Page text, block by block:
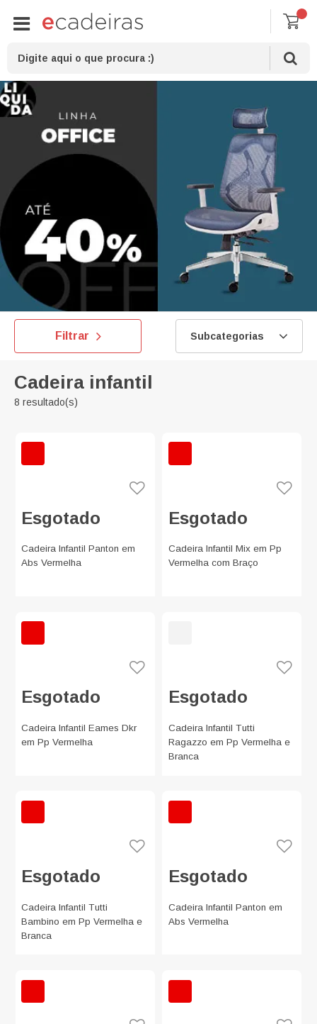
Filtrar
Cadeira infantil
8 resultado(s)
Subcategorias
Esgotado
Cadeira Infantil Panton em
Abs Vermelha
Esgotado
Cadeira Infantil Mix em Pp
Vermelha com Braço
Esgotado
Cadeira Infantil Eames Dkr
em Pp Vermelha
Esgotado
Cadeira Infantil Tutti
Ragazzo em Pp Vermelha e
Branca
Esgotado
Cadeira Infantil Tutti
Bambino em Pp Vermelha e
Branca
Esgotado
Cadeira Infantil Panton em
Abs Vermelha